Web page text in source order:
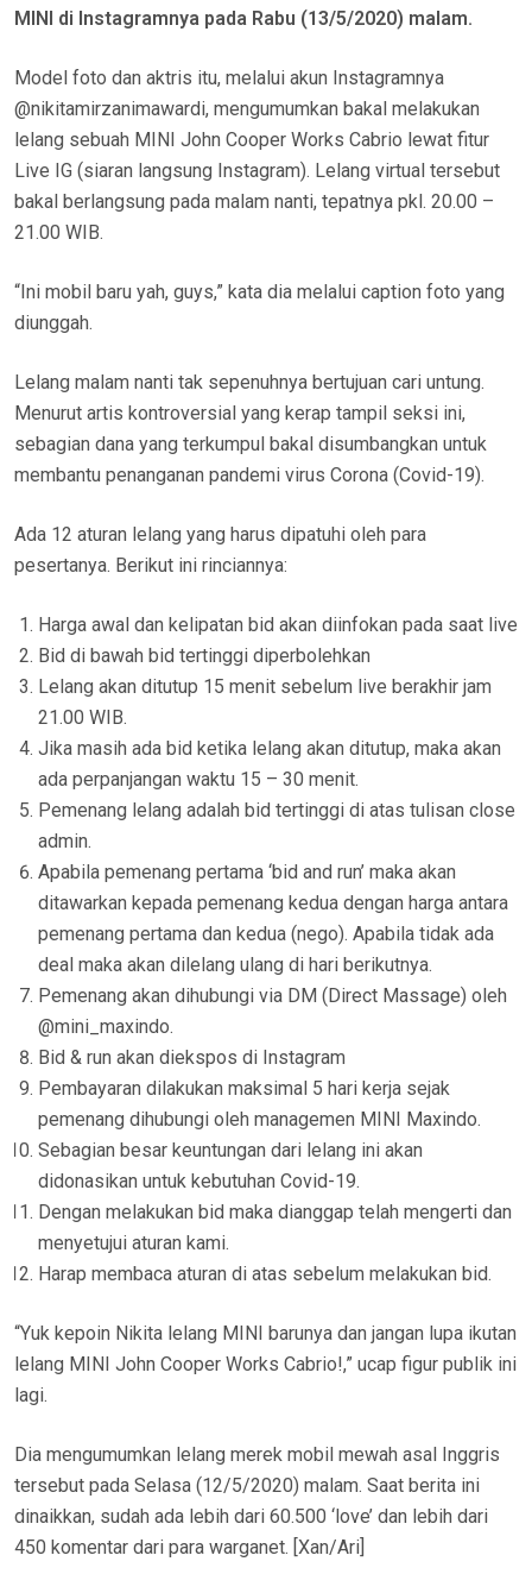
MINI di Instagramnya pada Rabu (13/5/2020) malam.
Model foto dan aktris itu, melalui akun Instagramnya
@nikitamirzanimawardi, mengumumkan bakal melakukan
lelang sebuah MINI John Cooper Works Cabrio lewat fitur
Live IG (siaran langsung Instagram). Lelang virtual tersebut
bakal berlangsung pada malam nanti, tepatnya pkl. 20.00 –
21.00 WIB.
“Ini mobil baru yah, guys,” kata dia melalui caption foto yang
diunggah.
Lelang malam nanti tak sepenuhnya bertujuan cari untung.
Menurut artis kontroversial yang kerap tampil seksi ini,
sebagian dana yang terkumpul bakal disumbangkan untuk
membantu penanganan pandemi virus Corona (Covid-19).
Ada 12 aturan lelang yang harus dipatuhi oleh para
pesertanya. Berikut ini rinciannya:
Harga awal dan kelipatan bid akan diinfokan pada saat live
Bid di bawah bid tertinggi diperbolehkan
Lelang akan ditutup 15 menit sebelum live berakhir jam
21.00 WIB.
Jika masih ada bid ketika lelang akan ditutup, maka akan
ada perpanjangan waktu 15 – 30 menit.
Pemenang lelang adalah bid tertinggi di atas tulisan close
admin.
Apabila pemenang pertama ‘bid and run’ maka akan
ditawarkan kepada pemenang kedua dengan harga antara
pemenang pertama dan kedua (nego). Apabila tidak ada
deal maka akan dilelang ulang di hari berikutnya.
Pemenang akan dihubungi via DM (Direct Massage) oleh
@mini_maxindo.
Bid & run akan diekspos di Instagram
Pembayaran dilakukan maksimal 5 hari kerja sejak
pemenang dihubungi oleh managemen MINI Maxindo.
Sebagian besar keuntungan dari lelang ini akan
didonasikan untuk kebutuhan Covid-19.
Dengan melakukan bid maka dianggap telah mengerti dan
menyetujui aturan kami.
Harap membaca aturan di atas sebelum melakukan bid.
“Yuk kepoin Nikita lelang MINI barunya dan jangan lupa ikutan
lelang MINI John Cooper Works Cabrio!,” ucap figur publik ini
lagi.
Dia mengumumkan lelang merek mobil mewah asal Inggris
tersebut pada Selasa (12/5/2020) malam. Saat berita ini
dinaikkan, sudah ada lebih dari 60.500 ‘love’ dan lebih dari
450 komentar dari para warganet. [Xan/Ari]